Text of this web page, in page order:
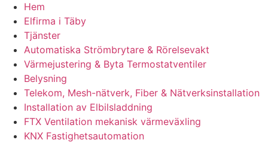
Hem
Elfirma i Täby
Tjänster
Automatiska Strömbrytare & Rörelsevakt
Värmejustering & Byta Termostatventiler
Belysning
Telekom, Mesh-nätverk, Fiber & Nätverksinstallation
Installation av Elbilsladdning
FTX Ventilation mekanisk värmeväxling
KNX Fastighetsautomation